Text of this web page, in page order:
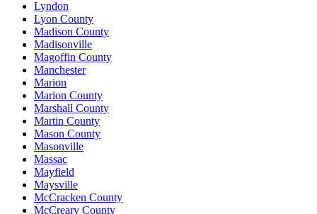
Lyndon
Lyon County
Madison County
Madisonville
Magoffin County
Manchester
Marion
Marion County
Marshall County
Martin County
Mason County
Masonville
Massac
Mayfield
Maysville
McCracken County
McCreary County